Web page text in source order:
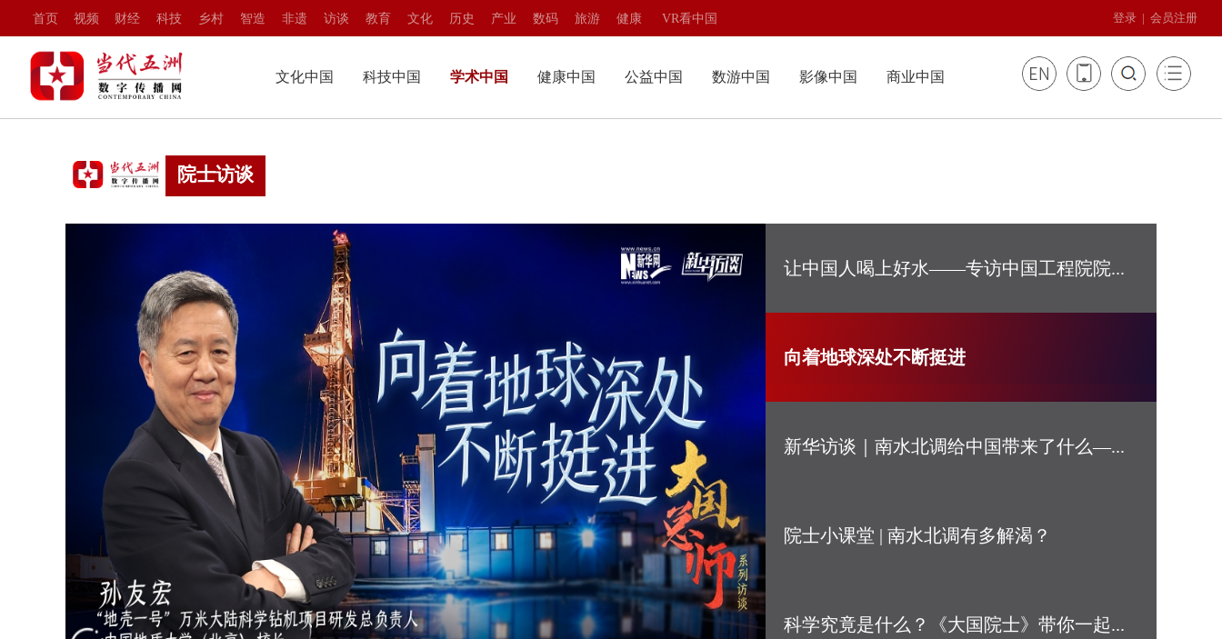
首页 视频 财经 科技 乡村 智造 非遗 访谈 教育 文化 历史 产业 数码 旅游 健康 VR看中国 登录 | 会员注册
文化中国 科技中国 学术中国 健康中国 公益中国 数游中国 影像中国 商业中国

文化中国
艺术品鉴
文化名人
中国味道
科技瞭望 当代教育
院士访谈
国学讲堂
华夏名医
华夏名院
健康生活
公益中国
情暖华夏
公益先锋
志愿服务
数游中国
熊猫频道
数字文旅
VR博物馆
VR中国行
影像中国
影像辞典
国家记忆
城市漫步
美丽乡村
世界华商
品牌出海
院士访谈
让中国人喝上好水——专访中国工程院院...
向着地球深处不断挺进
新华访谈｜南水北调给中国带来了什么—...
院士小课堂 | 南水北调有多解渴？
科学究竟是什么？《大国院士》带你一起...